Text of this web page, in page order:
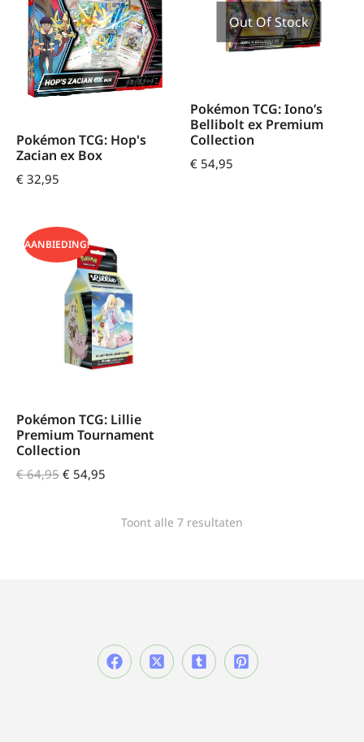
Pokémon TCG: Hop's
Zacian ex Box
€ 32,95
Out Of Stock
Pokémon TCG: Iono’s
Bellibolt ex Premium
Collection
€ 54,95
AANBIEDING!
Pokémon TCG: Lillie
Premium Tournament
Collection
€64,95 € 54,95
Toont alle 7 resultaten